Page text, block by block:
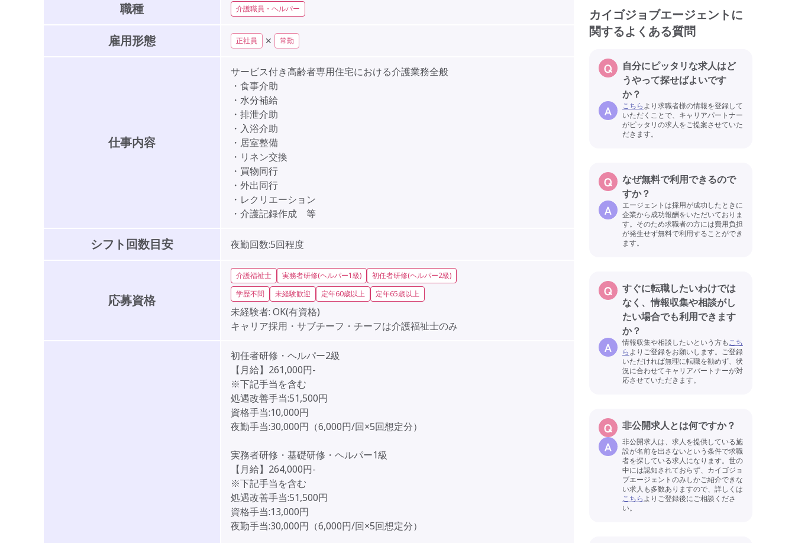
職種 介護職員・ヘルパー
雇用形態 正社員 ✕ 常勤
仕事内容
サービス付き高齢者専用住宅における介護業務全般
・食事介助
・水分補給
・排泄介助
・入浴介助
・居室整備
・リネン交換
・買物同行
・外出同行
・レクリエーション
・介護記録作成 等
シフト回数目安 夜勤回数:5回程度
応募資格
介護福祉士 実務者研修(ヘルパー1級)
初任者研修(ヘルパー2級)
学歴不問
未経験歓迎 定年60歳以上 定年65歳以上
未経験者: OK(有資格)
キャリア採用・サブチーフ・チーフは介護福祉士のみ
初任者研修・ヘルパー2級
【月給】261,000円-
※下記手当を含む
処遇改善手当:51,500円
資格手当:10,000円
夜勤手当:30,000円（6,000円/回×5回想定分）
実務者研修・基礎研修・ヘルパー1級
【月給】264,000円-
※下記手当を含む
処遇改善手当:51,500円
資格手当:13,000円
夜勤手当:30,000円（6,000円/回×5回想定分）
カイゴジョブエージェントに
関するよくある質問
自分にピッタリな求人はど
うやって探せばよいです
か？
こちらより求職者様の情報を登録して
いただくことで、キャリアパートナー
がピッタリの求人をご提案させていた
だきます。
なぜ無料で利用できるので
すか？
エージェントは採用が成功したときに
企業から成功報酬をいただいておりま
す。そのため求職者の方には費用負担
が発生せず無料で利用することができ
ます。
すぐに転職したいわけでは
なく、情報収集や相談がし
たい場合でも利用できます
か？
情報収集や相談したいという方もこち
らよりご登録をお願いします。ご登録
いただければ無理に転職を勧めず、状
況に合わせてキャリアパートナーが対
応させていただきます。
非公開求人とは何ですか？
非公開求人は、求人を提供している施
設が名前を出さないという条件で求職
者を探している求人になります。世の
中には認知されておらず、カイゴジョ
ブエージェントのみしかご紹介できな
い求人も多数ありますので、詳しくは
こちらよりご登録後にご相談くださ
い。